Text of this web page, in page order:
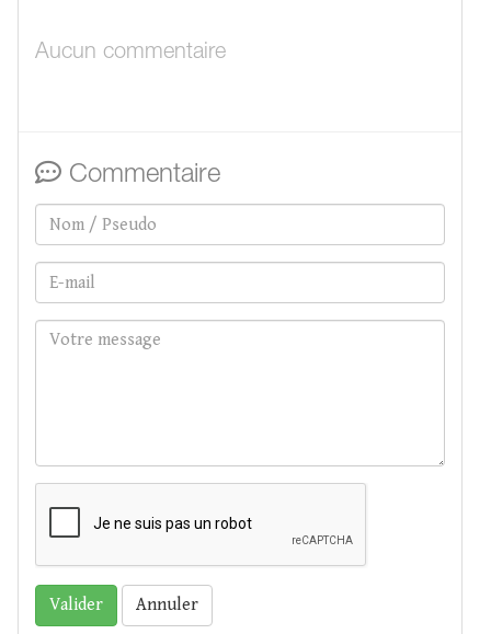
Aucun commentaire
Commentaire
Annuler